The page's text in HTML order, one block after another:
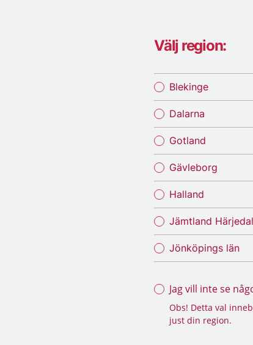
Välj region:
Blekinge
Dalarna
Gotland
Gävleborg
Halland
Jämtland
Jönköpings län
Jag vill inte se
Obs! Detta val
just din region.